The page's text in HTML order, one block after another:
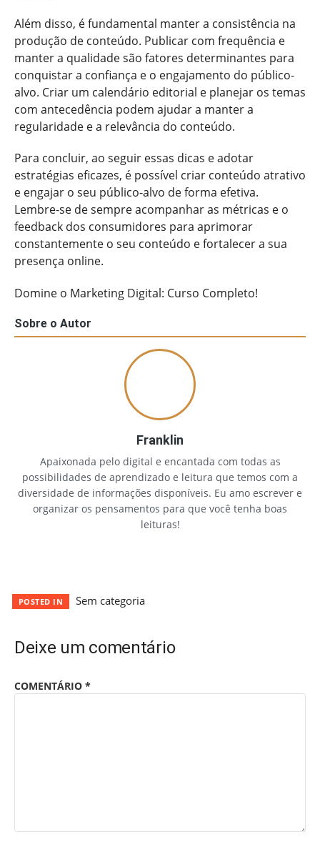
Além disso, é fundamental manter a consistência na
produção de conteúdo. Publicar com frequência e
manter a qualidade são fatores determinantes para
conquistar a confiança e o engajamento do público-
alvo. Criar um calendário editorial e planejar os temas
com antecedência podem ajudar a manter a
regularidade e a relevância do conteúdo.
Para concluir, ao seguir essas dicas e adotar
estratégias eficazes, é possível criar conteúdo atrativo
e engajar o seu público-alvo de forma efetiva.
Lembre-se de sempre acompanhar as métricas e o
feedback dos consumidores para aprimorar
constantemente o seu conteúdo e fortalecer a sua
presença online.
Domine o Marketing Digital: Curso Completo!
Sobre o Autor
Franklin
Apaixonada pelo digital e encantada com todas as
possibilidades de aprendizado e leitura que temos com a
diversidade de informações disponíveis. Eu amo escrever e
organizar os pensamentos para que você tenha boas
leituras!
POSTED IN Sem categoria
Deixe um comentário
COMENTÁRIO *